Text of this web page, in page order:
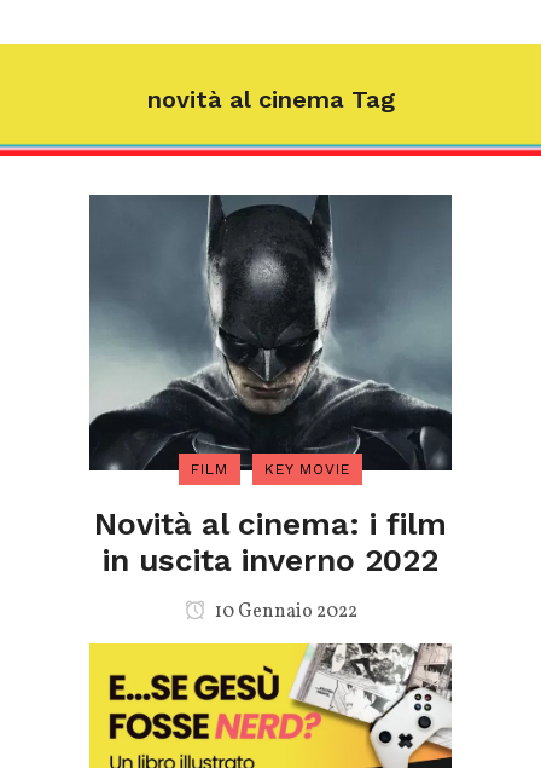
novità al cinema Tag
FILM KEY MOVIE
Novità al cinema: i film
in uscita inverno 2022
10 Gennaio 2022